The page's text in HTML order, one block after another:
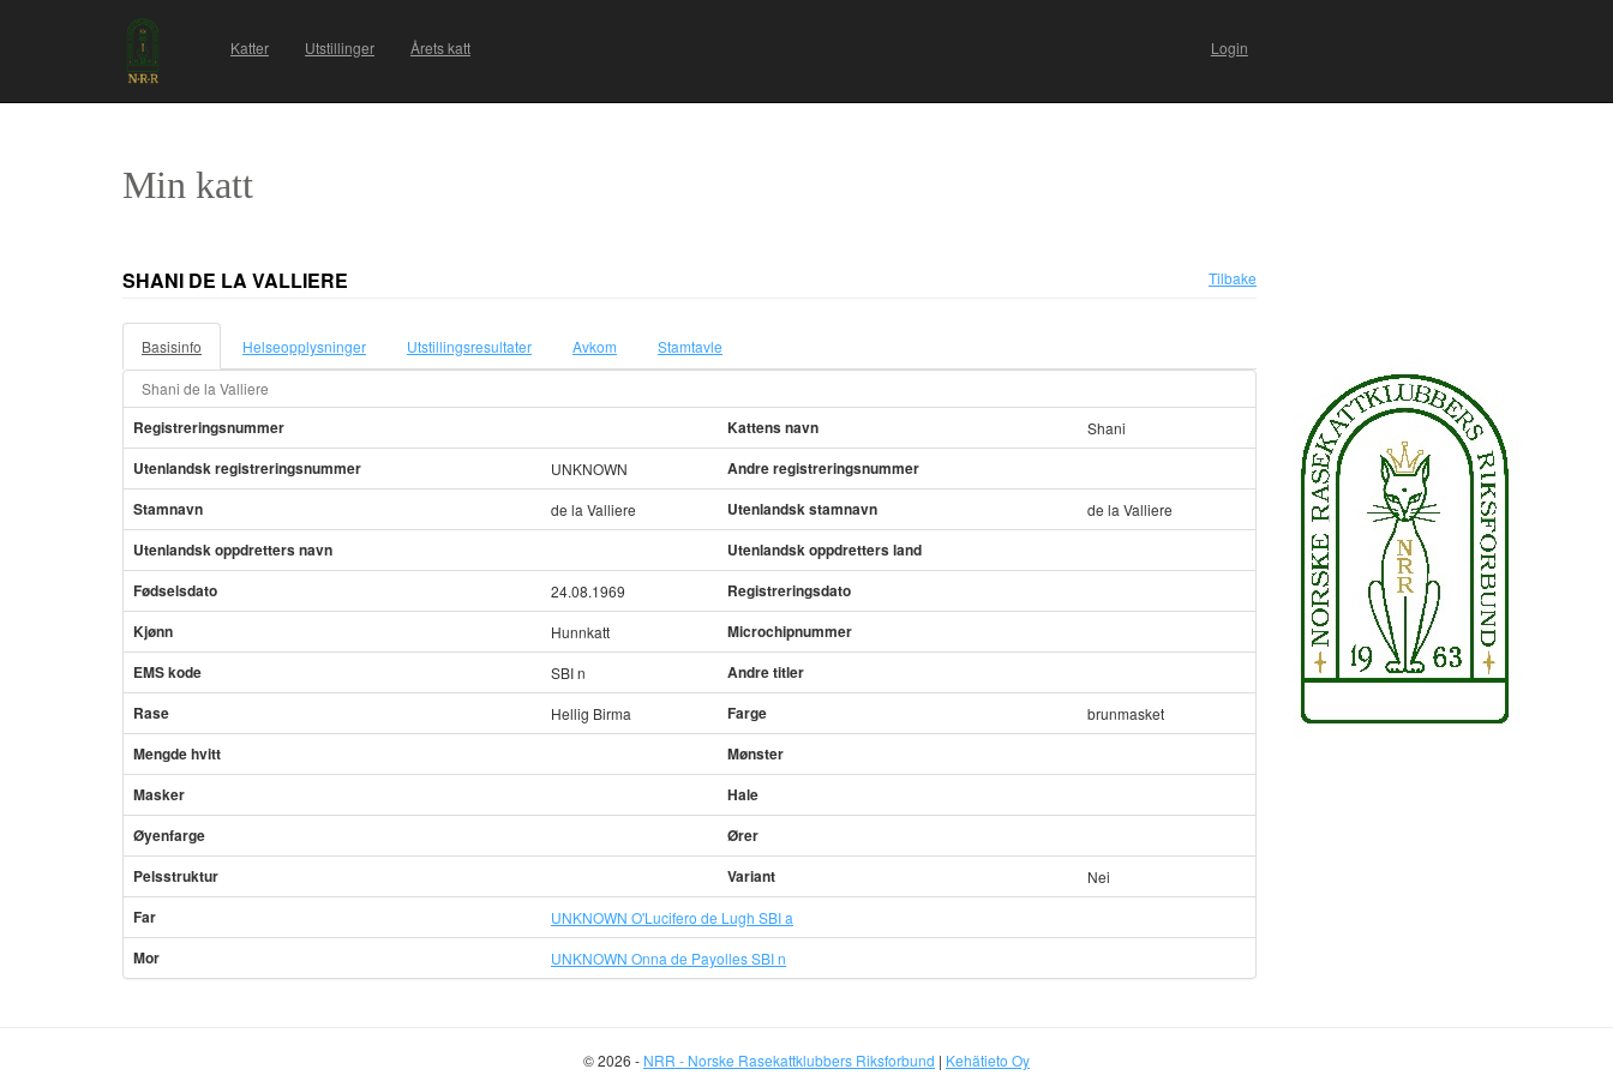
Katter Utstillinger Årets katt Login
Min katt
SHANI DE LA VALLIERE Tilbake
Basisinfo Helseopplysninger Utstillingsresultater Avkom Stamtavle
Shani de la Valliere
Registreringsnummer Kattens navn Shani
Utenlandsk registreringsnummer UNKNOWN
Andre registreringsnummer
Stamnavn
de la Valliere Utenlandsk stamnavn de la Valliere
Utenlandsk oppdretters navn
Utenlandsk oppdretters land
Fødselsdato
24.08.1969
Registreringsdato
Kjønn
Hunnkatt
Microchipnummer
EMS kode
SBI n
Andre titler
Rase
Hellig Birma Farge brunmasket
Mengde hvitt
Mønster
Masker
Hale
Øyenfarge
Ører
Pelsstruktur
Variant Nei
Far UNKNOWN O'Lucifero de Lugh SBI a
Mor UNKNOWN Onna de Payolles SBI n
© 2026 - NRR - Norske Rasekattklubbers Riksforbund | Kehätieto Oy